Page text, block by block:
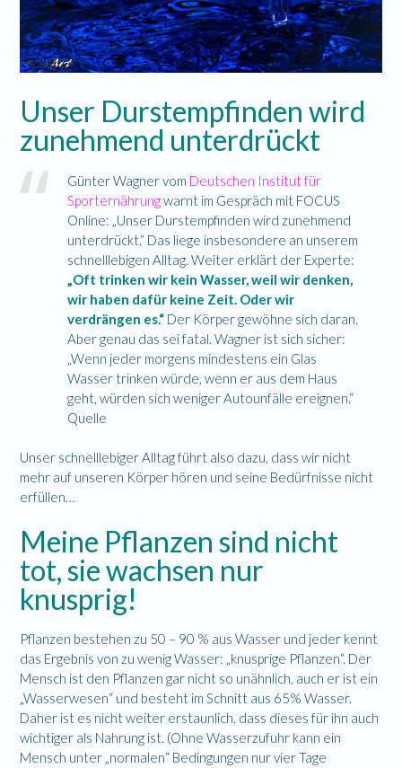
Unser Durstempfinden wird
zunehmend unterdrückt
Günter Wagner vom Deutschen Institut für
Sporternährungwarnt im Gespräch mit FOCUS
Online: „Unser Durstempfinden wird zunehmend
unterdrückt.“ Das liege insbesondere an unserem
schnelllebigen Alltag. Weiter erklärt der Experte:
„Oft trinken wir kein Wasser, weil wir denken,
wir haben dafür keine Zeit. Oder wir
verdrängen es.“Der Körper gewöhne sich daran.
Aber genau das sei fatal. Wagner ist sich sicher:
„Wenn jeder morgens mindestens ein Glas
Wasser trinken würde, wenn er aus dem Haus
geht, würden sich weniger Autounfälle ereignen.“
Quelle
Unser schnelllebiger Alltag führt also dazu, dass wir nicht
mehr auf unseren Körper hören und seine Bedürfnisse nicht
erfüllen…
Meine Pflanzen sind nicht
tot, sie wachsen nur
knusprig!
Pflanzen bestehen zu 50 – 90 % aus Wasser und jeder kennt
das Ergebnis von zu wenig Wasser: „knusprige Pflanzen“. Der
Mensch ist den Pflanzen gar nicht so unähnlich, auch er ist ein
„Wasserwesen“ und besteht im Schnitt aus 65% Wasser.
Daher ist es nicht weiter erstaunlich, dass dieses für ihn auch
wichtiger als Nahrung ist. (Ohne Wasserzufuhr kann ein
Mensch unter „normalen“ Bedingungen nur vier Tage